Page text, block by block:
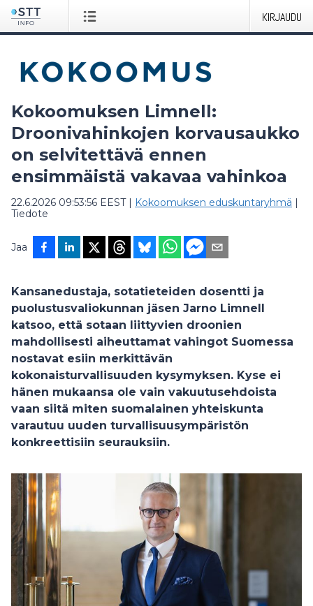
KIRJAUDU
Kokoomuksen Limnell:
Droonivahinkojen korvausaukko
on selvitettävä ennen
ensimmäistä vakavaa vahinkoa
22.6.2026 09:53:56 EEST| Kokoomuksen eduskuntaryhmä |
Tiedote
Jaa
Kansanedustaja, sotatieteiden dosentti ja
puolustusvaliokunnan jäsen Jarno Limnell
katsoo, että sotaan liittyvien droonien
mahdollisesti aiheuttamat vahingot Suomessa
nostavat esiin merkittävän
kokonaisturvallisuuden kysymyksen. Kyse ei
hänen mukaansa ole vain vakuutusehdoista
vaan siitä miten suomalainen yhteiskunta
varautuu uuden turvallisuusympäristön
konkreettisiin seurauksiin.